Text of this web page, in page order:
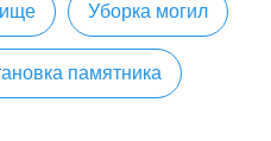
Уборка могил
памятника